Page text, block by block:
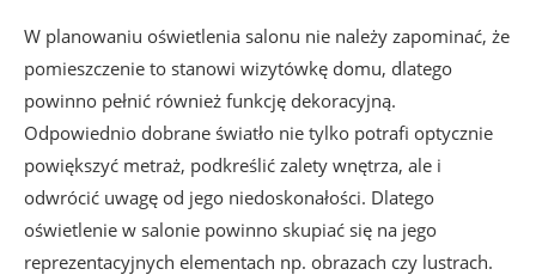
W planowaniu oświetlenia salonu nie należy zapominać, że
pomieszczenie to stanowi wizytówkę domu, dlatego
powinno pełnić również funkcję dekoracyjną.
Odpowiednio dobrane światło nie tylko potrafi optycznie
powiększyć metraż, podkreślić zalety wnętrza, ale i
odwrócić uwagę od jego niedoskonałości. Dlatego
oświetlenie w salonie powinno skupiać się na jego
reprezentacyjnych elementach np. obrazach czy lustrach.